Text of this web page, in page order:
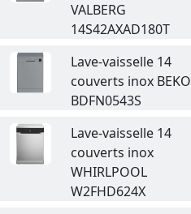
VALBERG
14S42AXAD180T
Lave-vaisselle 14
couverts inox BEKO
BDFN0543S
Lave-vaisselle 14
couverts inox
WHIRLPOOL
W2FHD624X